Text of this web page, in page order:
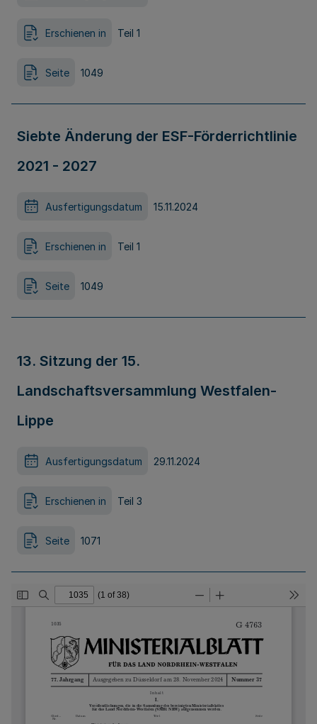
Erschienen in Teil 1
Seite 1049
Siebte Änderung der ESF-Förderrichtlinie
2021 - 2027
Ausfertigungsdatum 15.11.2024
Erschienen in Teil 1
Seite 1049
13. Sitzung der 15.
Landschaftsversammlung Westfalen-
Lippe
Ausfertigungsdatum 29.11.2024
Erschienen in Teil 3
Seite 1071